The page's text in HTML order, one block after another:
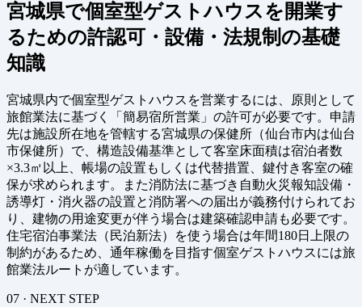
宮城県で個室型ゲストハウスを開業す
るための許認可・設備・法規制の基礎
知識
宮城県内で個室型ゲストハウスを営業するには、原則として
旅館業法に基づく「簡易宿所営業」の許可が必要です。申請
先は施設所在地を管轄する宮城県の保健所（仙台市内は仙台
市保健所）で、構造設備基準として客室床面積は宿泊者数
×3.3㎡以上、帳場の設置もしくは代替措置、鍵付き客室の確
保が求められます。また消防法に基づき自動火災報知設備・
誘導灯・消火器の設置と消防署への届出が義務付けられてお
り、建物の用途変更が伴う場合は建築確認申請も必要です。
住宅宿泊事業法（民泊新法）を使う場合は年間180日上限の
制約があるため、通年稼働を目指す個室ゲストハウスには旅
館業法ルートが適しています。
07 · NEXT STEP